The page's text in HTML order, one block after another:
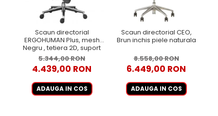
Scaun directorial
ERGOHUMAN Plus, mesh
Negru , tetiera 2D, suport
lombar, brate reglabile 3D
5.344,00 RON
4.439,00 RON
ADAUGA IN COS
Scaun directorial CEO,
Brun inchis piele naturala
8.558,00 RON
6.449,00 RON
ADAUGA IN COS